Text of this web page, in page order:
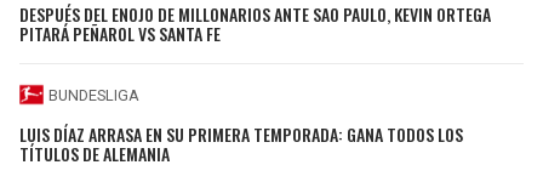
DESPUÉS DEL ENOJO DE MILLONARIOS ANTE SAO PAULO, KEVIN ORTEGA
PITARÁ PEÑAROL VS SANTA FE
BUNDESLIGA
LUIS DÍAZ ARRASA EN SU PRIMERA TEMPORADA: GANA TODOS LOS
TÍTULOS DE ALEMANIA